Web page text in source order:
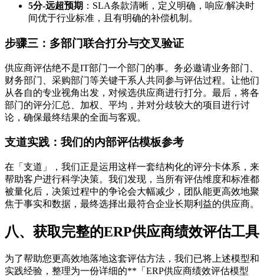
5分-远超预期 ：SLA条款清晰，定义明确，响应/解决时
间优于行业标准，且有明确的补偿机制。
步骤三：多部门联合打分与交叉验证
供应商评估绝不是IT部门一个部门的事。务必邀请业务部门、
财务部门、采购部门等关键干系人共同参与评估过程。让他们
从各自的专业视角出发，对候选供应商进行打分。最后，将各
部门的评分汇总、加权、平均，并对分歧较大的项目进行讨
论，确保最终结果的全面与客观。
支道实践：我们的内部评估模板参考
在「支道」，我们正是运用这样一套结构化的评分卡体系，来
帮助客户进行科学决策。我们发现，当所有评估维度和标准都
被量化后，决策过程中的争论会大幅减少，团队能更高效地聚
焦于事实和数据，最终选择出最符合企业长期利益的供应商。
八、获取完整的ERP供应商绩效评估工具
为了帮助您更高效地落地这套评估方法，我们已将上述模型和
实践经验，整理为一份详细的**「ERP供应商绩效评估模型